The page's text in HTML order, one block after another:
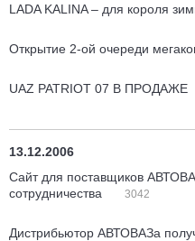
LADA KALINA – для короля
Открытие 2-ой очереди
UAZ PATRIOT 07 В ПРОДАЖЕ
13.12.2006
Сайт для поставщиков
сотрудничества
3042
Дистрибьютор АВТОВАЗа